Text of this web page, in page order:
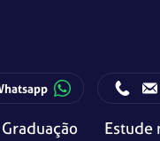
Graduação Estude